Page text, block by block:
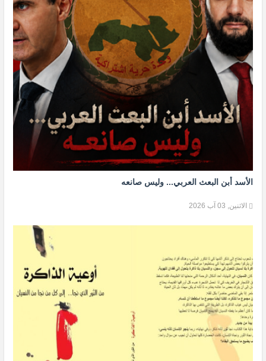
الأسد أبن البعث العربي... وليس صانعه
الاثنين, 03 آب 2026